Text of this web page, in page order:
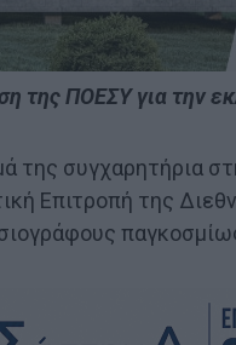
της ΠΟΕΣΥ για την
της συγχαρητήρια
Επιτροπή της